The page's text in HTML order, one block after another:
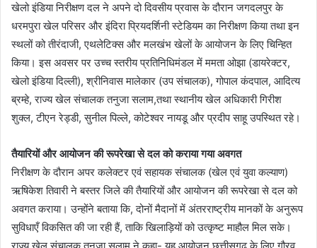
खेलो इंडिया निरीक्षण दल ने अपने दो दिवसीय प्रवास के दौरान जगदलपुर के
धरमपुरा खेल परिसर और इंदिरा प्रियदर्शिनी स्टेडियम का निरीक्षण किया तथा इन
स्थलों को तीरंदाजी, एथलेटिक्स और मलखंभ खेलों के आयोजन के लिए चिन्हित
किया। इस अवसर पर उच्च स्तरीय प्रतिनिधिमंडल में ममता ओझा (डायरेक्टर,
खेलो इंडिया दिल्ली), श्रीनिवास मालेकार (उप संचालक), गोपाल कंदपाल, आदित्य
ब्रम्हे, राज्य खेल संचालक तनुजा सलाम,तथा स्थानीय खेल अधिकारी गिरीश
शुक्ल, टीएन रेड्डी, सुनील पिल्ले, कोटेश्वर नायडू और प्रदीप साहू उपस्थित रहे।
तैयारियों और आयोजन की रूपरेखा से दल को कराया गया अवगत
निरीक्षण के दौरान अपर कलेक्टर एवं सहायक संचालक (खेल एवं युवा कल्याण)
ऋषिकेश तिवारी ने बस्तर जिले की तैयारियों और आयोजन की रूपरेखा से दल को
अवगत कराया। उन्होंने बताया कि, दोनों मैदानों में अंतरराष्ट्रीय मानकों के अनुरूप
सुविधाएँ विकसित की जा रही हैं, ताकि खिलाड़ियों को उत्कृष्ट माहौल मिल सके।